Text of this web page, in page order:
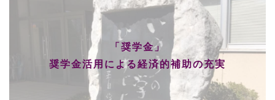
「奨学金」
奨学金活用による経済的補助の充実